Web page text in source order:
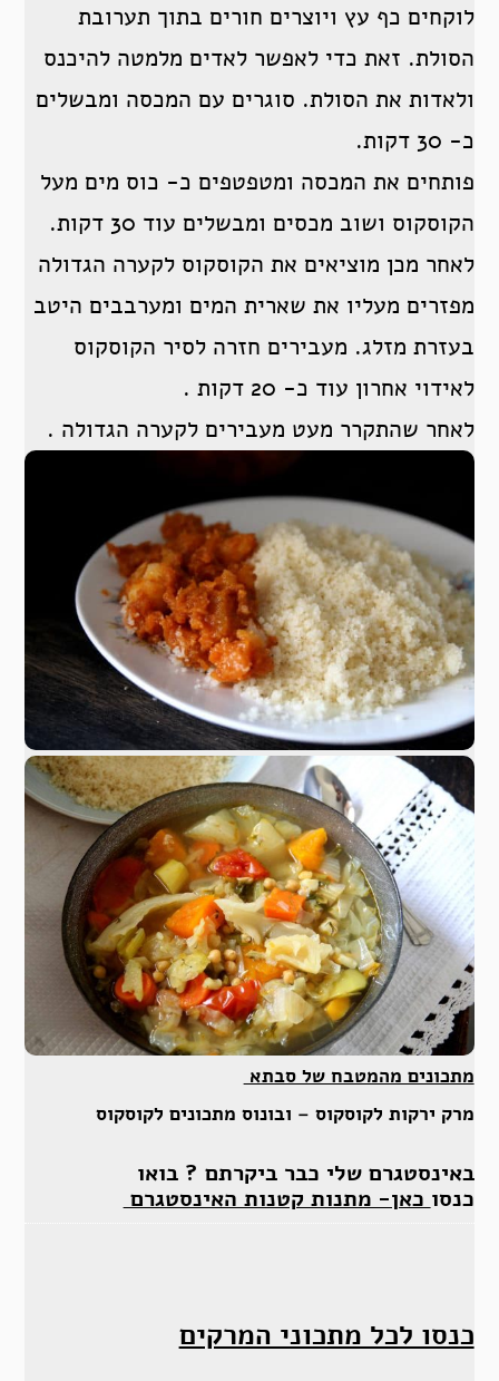
לוקחים כף עץ ויוצרים חורים בתוך תערובת
הסולת. זאת כדי לאפשר לאדים מלמטה להיכנס
ולאדות את הסולת. סוגרים עם המכסה ומבשלים
כ- 30 דקות.
פותחים את המכסה ומטפטפים כ- כוס מים מעל
הקוסקוס ושוב מכסים ומבשלים עוד 30 דקות.
לאחר מכן מוציאים את הקוסקוס לקערה הגדולה
מפזרים מעליו את שארית המים ומערבבים היטב
בעזרת מזלג. מעבירים חזרה לסיר הקוסקוס
לאידוי אחרון עוד כ- 20 דקות .
לאחר שהתקרר מעט מעבירים לקערה הגדולה .
מתכונים מהמטבח של סבתא
מרק ירקות לקוסקוס – ובונוס מתכונים לקוסקוס
באינסטגרם שלי כבר ביקרתם ? בואו
כנסו כאן- מתנות קטנות האינסטגרם
כנסו לכל מתכוני המרקים